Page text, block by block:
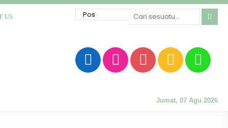
US
Jumat, 07 Agu 2026